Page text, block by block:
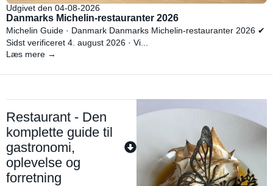
Udgivet den 04-08-2026
Danmarks Michelin-restauranter 2026
Michelin Guide · Danmark Danmarks Michelin-restauranter 2026 ✔
Sidst verificeret 4. august 2026 · Vi...
Læs mere →
Restaurant - Den
komplette guide til
gastronomi,
oplevelse og
forretning